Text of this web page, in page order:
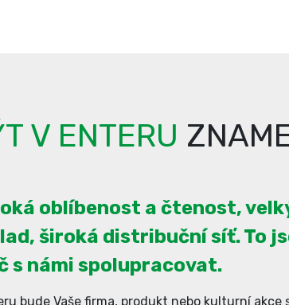
V ENTERU
oblíbenost a čtenost,
široká distribuční síť. To
s námi spolupracovat.
bude Vaše firma, produkt nebo kulturní akce